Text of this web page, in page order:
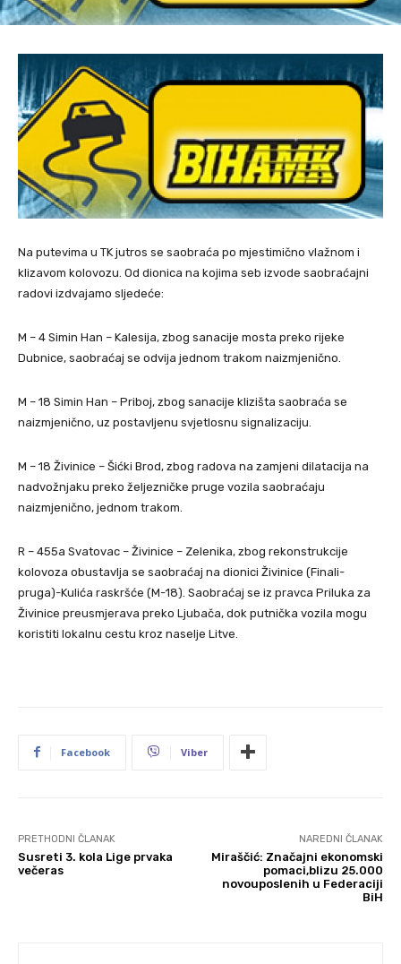
Na putevima u TK jutros se saobraća po mjestimično vlažnom i
klizavom kolovozu. Od dionica na kojima seb izvode saobraćajni
radovi izdvajamo sljedeće:
M – 4 Simin Han – Kalesija, zbog sanacije mosta preko rijeke
Dubnice, saobraćaj se odvija jednom trakom naizmjenično.
M – 18 Simin Han – Priboj, zbog sanacije klizišta saobraća se
naizmjenično, uz postavljenu svjetlosnu signalizaciju.
M – 18 Živinice – Šićki Brod, zbog radova na zamjeni dilatacija na
nadvožnjaku preko željezničke pruge vozila saobraćaju
naizmjenično, jednom trakom.
R – 455a Svatovac – Živinice – Zelenika, zbog rekonstrukcije
kolovoza obustavlja se saobraćaj na dionici Živinice (Finali-
pruga)-Kulića raskršće (M-18). Saobraćaj se iz pravca Priluka za
Živinice preusmjerava preko Ljubača, dok putnička vozila mogu
koristiti lokalnu cestu kroz naselje Litve.
Facebook Viber
PRETHODNI ČLANAK
Susreti 3. kola Lige prvaka
večeras
NAREDNI ČLANAK
Miraščić: Značajni ekonomski
pomaci,blizu 25.000
novouposlenih u Federaciji
BiH